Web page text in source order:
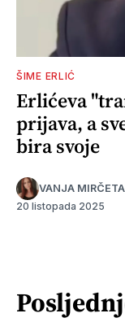
ŠIME ERLIĆ
Erlićeva
prijava, a
bira svoje
VANJA MIRČETA
20 listopada 2025